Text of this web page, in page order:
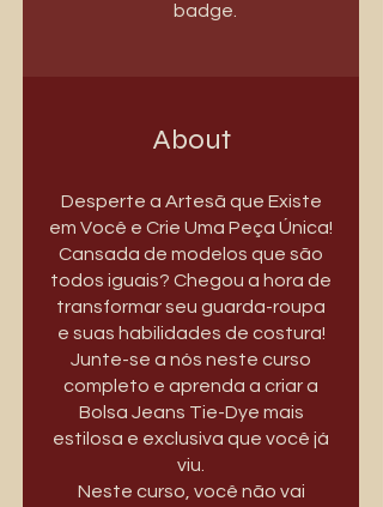
badge.
About
Desperte a Artesã que Existe
em Você e Crie Uma Peça Única!
Cansada de modelos que são
todos iguais? Chegou a hora de
transformar seu guarda-roupa
e suas habilidades de costura!
Junte-se a nós neste curso
completo e aprenda a criar a
Bolsa Jeans Tie-Dye mais
estilosa e exclusiva que você já
viu.
Neste curso, você não vai